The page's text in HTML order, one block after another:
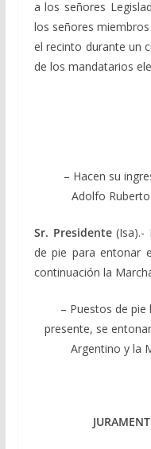
a los señores
los señores
el recinto durante un
de los mandatarios
– Hacen su
Adolfo
Sr. Presidente(Isa).-
de pie para entonar
continuación la
– Puestos de pie
presente, se
Argentino y la